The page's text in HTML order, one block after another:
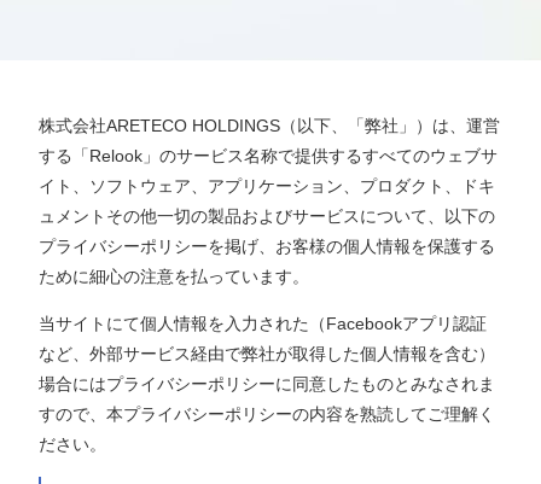
株式会社ARETECO HOLDINGS（以下、「弊社」）は、運営
する「Relook」のサービス名称で提供するすべてのウェブサ
イト、ソフトウェア、アプリケーション、プロダクト、ドキ
ュメントその他一切の製品およびサービスについて、以下の
プライバシーポリシーを掲げ、お客様の個人情報を保護する
ために細心の注意を払っています。
当サイトにて個人情報を入力された（Facebookアプリ認証
など、外部サービス経由で弊社が取得した個人情報を含む）
場合にはプライバシーポリシーに同意したものとみなされま
すので、本プライバシーポリシーの内容を熟読してご理解く
ださい。